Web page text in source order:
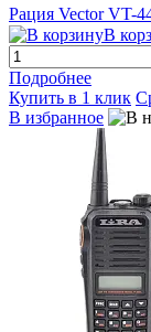
Рация Vector VT-
В
Подробнее
Купить в 1 клик
В избранное